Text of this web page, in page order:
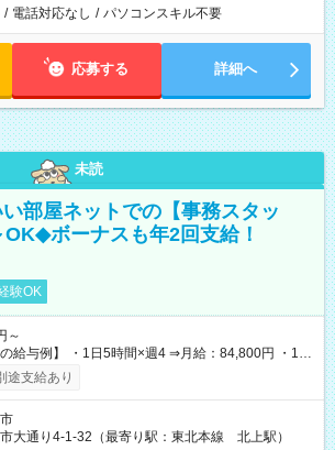
/ 電話対応なし / パソコンスキル不要
応募する 詳細へ
未読
部屋ネットでの【事務スタッ
ボーナスも年2回支給！
験OK
～
給与例】 ・1日5時間×週4 ⇒月給：84,800円 ・1日
円 ☆ライフスタイルに合わせて柔軟
2回あ
当(宅地建物取引士：1万円/月) 【試用期間】試
途支給あり
大通り4-1-32（最寄り駅：東北本線 北上駅）